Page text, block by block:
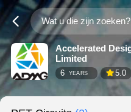
Accelerated
Limited
6 YEARS 5.0